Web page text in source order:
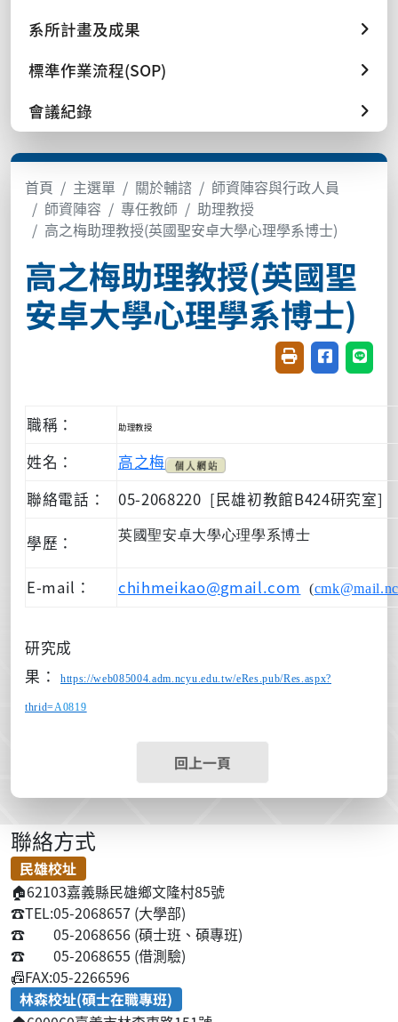
系所計畫及成果
標準作業流程(SOP)
會議紀錄
首頁 主選單 關於輔諮
師資陣容與行政人員
師資陣容
專任教師
助理教授
高之梅助理教授(英國聖安卓大學心理學系博士)
高之梅助理教授(英國聖
安卓大學心理學系博士)
友善列印(開新視
分享至臉書
分享
職稱： 助理教授
姓名：
高之梅
聯絡電話：
05-2068220 [民雄初教館B424研究室]
學歷： 英國聖安卓大學心理學系博士
E-mail： chihmeikao@gmail.com (
研究成
果：https://web085004.adm.ncyu.edu.tw/eRes.pub/Res.aspx?
thrid=A0819
回上一頁
聯絡方式
民雄校址
🏠62103嘉義縣民雄鄉文隆村85號
☎️TEL:05-2068657 (大學部)
☎️ 05-2068656 (碩士班、碩專班)
☎️ 05-2068655 (借測驗)
📠FAX:05-2266596
林森校址(碩士在職專班)